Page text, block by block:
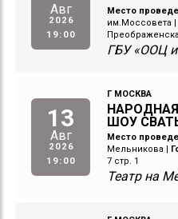
Авг
2026
19:00
Место
им.Моссовета |
ГБУ «ООЦ
13
Авг
2026
19:00
Г МОСКВА
ШОУ
Место
Мельникова |
7 стр. 1
Театр на